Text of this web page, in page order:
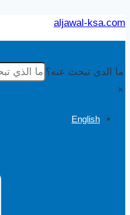
التجاوز
إلى
aljawal-ksa.com
ما الذي تبحث عنه؟
×
English